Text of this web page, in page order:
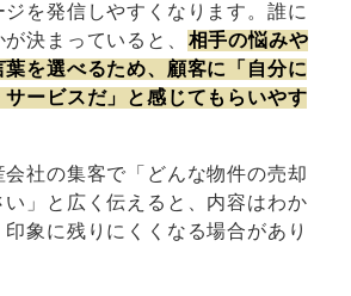
を発信しやすくなります。誰に
決まっていると、 相手の悩みや
葉を選べるため、顧客に「自分に
サービスだ」と感じてもらいやす
社の集客で「どんな物件の売却
い」と広く伝えると、内容はわか
印象に残りにくくなる場合があり